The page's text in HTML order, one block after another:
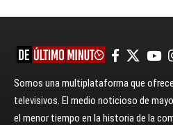
Somos una multiplataforma que
televisivos. El medio noticioso de
el menor tiempo en la historia de la